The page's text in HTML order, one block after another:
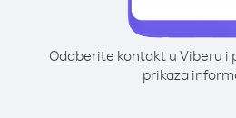
Odaberite kontakt u Viberu i
prikaza